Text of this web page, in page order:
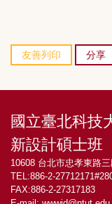
友善列印 分享
國立臺北科技
新設計碩士班
10608 台北市忠孝東路
TEL:886-2-
FAX:886-2-27317183